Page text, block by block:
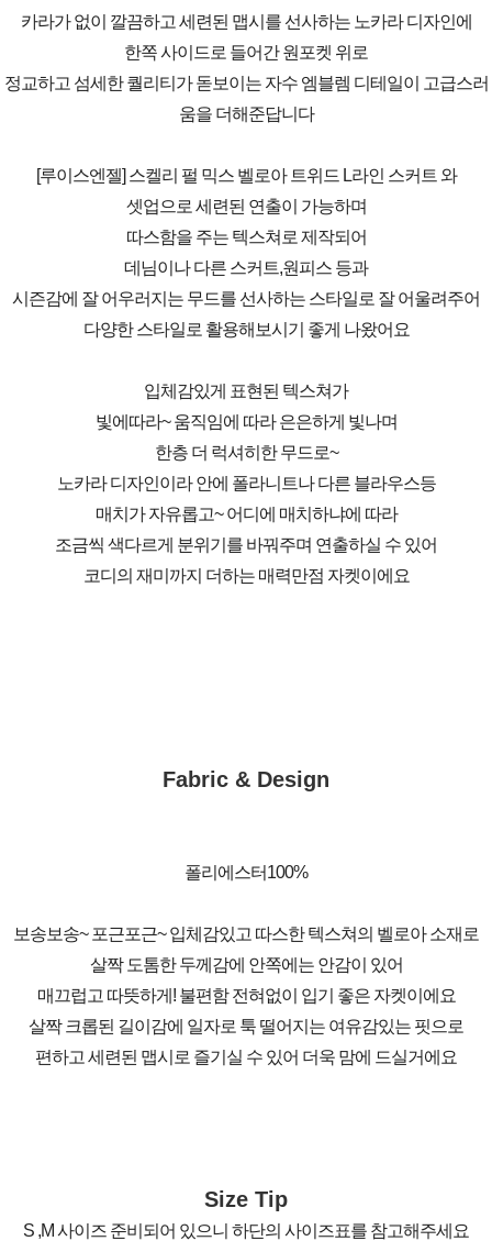
카라가 없이 깔끔하고 세련된 맵시를 선사하는 노카라 디자인에
한쪽 사이드로 들어간 원포켓 위로
정교하고 섬세한 퀄리티가 돋보이는 자수 엠블렘 디테일이 고급스러
움을 더해준답니다
[루이스엔젤] 스켈리 펄 믹스 벨로아 트위드 L라인 스커트 와
셋업으로 세련된 연출이 가능하며
따스함을 주는 텍스쳐로 제작되어
데님이나 다른 스커트,원피스 등과
시즌감에 잘 어우러지는 무드를 선사하는 스타일로 잘 어울려주어
다양한 스타일로 활용해보시기 좋게 나왔어요
입체감있게 표현된 텍스쳐가
빛에따라~ 움직임에 따라 은은하게 빛나며
한층 더 럭셔히한 무드로~
노카라 디자인이라 안에 폴라니트나 다른 블라우스등
매치가 자유롭고~ 어디에 매치하냐에 따라
조금씩 색다르게 분위기를 바꿔주며 연출하실 수 있어
코디의 재미까지 더하는 매력만점 자켓이에요
Fabric & Design
폴리에스터100%
보송보송~ 포근포근~ 입체감있고 따스한 텍스쳐의 벨로아 소재로
살짝 도톰한 두께감에 안쪽에는 안감이 있어
매끄럽고 따뜻하게! 불편함 전혀없이 입기 좋은 자켓이에요
살짝 크롭된 길이감에 일자로 툭 떨어지는 여유감있는 핏으로
편하고 세련된 맵시로 즐기실 수 있어 더욱 맘에 드실거에요
Size Tip
S ,M 사이즈 준비되어 있으니 하단의 사이즈표를 참고해주세요